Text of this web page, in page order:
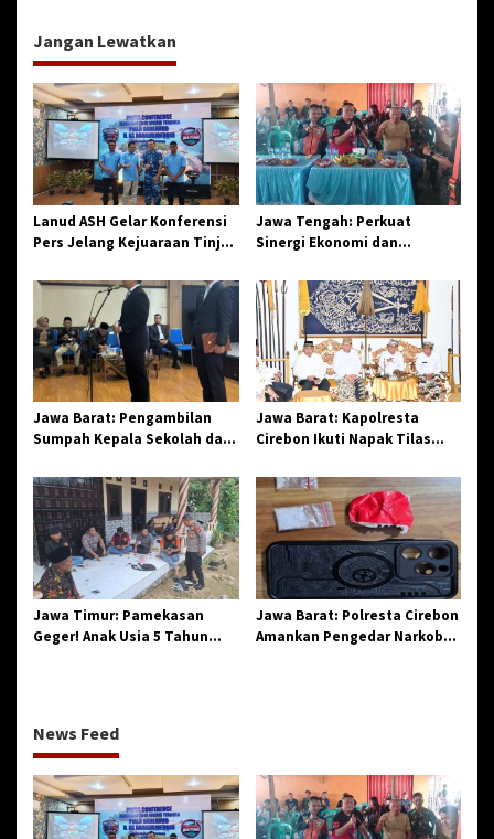
a
s
i
p
o
s
Jangan Lewatkan
Lanud ASH Gelar Konferensi
Pers Jelang Kejuaraan Tinju
2026
Jawa Tengah: Perkuat
Sinergi Ekonomi dan
Jangkar Gelar Halal Bi Halal
di Losari
Jawa Barat: Pengambilan
Sumpah Kepala Sekolah dan
Penegasan Integritas
Aparatur Pendidikan dan
Birokrasi
Jawa Barat: Kapolresta
Cirebon Ikuti Napak Tilas
Sinergi dan Pelestarian
Sejarah
Jawa Timur: Pamekasan
Geger! Anak Usia 5 Tahun
Jawa Barat: Polresta Cirebon
Amankan Pengedar Narkoba
News Feed